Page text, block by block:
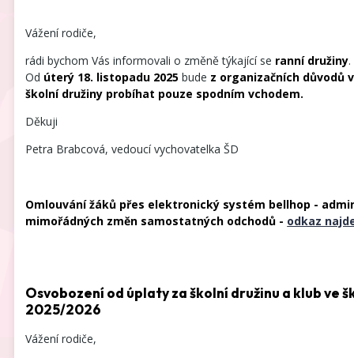
Vážení rodiče,
rádi bychom Vás informovali o změně týkající se ranní družiny.
Od úterý 18. listopadu 2025 bude z organizačních důvodů
školní družiny probíhat pouze spodním vchodem.
Děkuji
Petra Brabcová, vedoucí vychovatelka ŠD
Omlouvání žáků přes elektronický systém bellhop -
mimořádných změn samostatných odchodů - odkaz
Osvobození od úplaty za školní družinu a klub ve
2025/2026
Vážení rodiče,